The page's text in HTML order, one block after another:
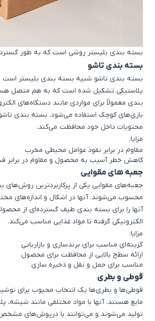
بسته بندی بلیستر روشی است که به طور گسترده
بسته بندی تاشو
بسته بندی تاشو شبیه بسته بندی بلیستر است
پلاستیکی تشکیل شده است که به هم متصل
بندی معمولاً برای مواردی مانند دستگاه‌های
بازی‌های کوچک استفاده می‌شود. بسته بندی
محتویات داخل خود محافظت می‌کند.
مزایا:
مقاوم در برابر نفوذ عوامل محیطی مخرب
کاهش خطر آسیب به محصول و مقاوم در برابر
جعبه های مقوایی
جعبه‌های مقوایی یکی از پرکاربردترین روش‌های
محسوب می‌شوند. آنها در اشکال و اندازه‌های
آنها را برای بسته بندی طیف گسترده‌ای از
الکترونیکی گرفته تا مواد غذایی مناسب می‌کند.
مزایا:
گزینه‌ای مناسب برای برندسازی و بازاریابی
ارائه سطح بالایی از محافظت برای محصول
مناسب برای حمل و نقل و ذخیره سازی
قوطی و بطری
قوطی‌ها و بطری‌ها یک انتخاب محبوب برای
مایع هستند. آنها با مواد مختلفی مانند شیشه،
تولید می‌شوند و می‌توانند با درپوش‌های مشخص